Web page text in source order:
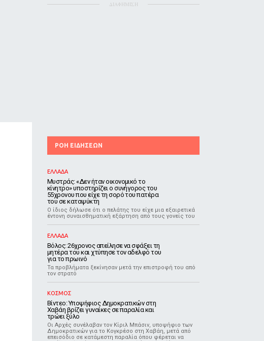
ΔΙΑΦΗΜΙΣΗ
ΡΟΗ ΕΙΔΗΣΕΩΝ
ΕΛΛΑΔΑ
Μυστράς: «Δεν ήταν οικονομικό το
κίνητρο» υποστηρίζει ο συνήγορος του
55χρονου που είχε τη σορό του πατέρα
του σε καταψύκτη
Ο ίδιος δήλωσε ότι ο πελάτης του είχε μια εξαιρετικά
έντονη συναισθηματική εξάρτηση από τους γονείς του
ΕΛΛΑΔΑ
Βόλος: 26χρονος απείλησε να σφάξει τη
μητέρα του και χτύπησε τον αδελφό του
για το πρωινό
Τα προβλήματα ξεκίνησαν μετά την επιστροφή του από
τον στρατό
ΚΟΣΜΟΣ
Βίντεο: Υποψήφιος Δημοκρατικών στη
Χαβάη βρίζει γυναίκες σε παραλία και
τρώει ξύλο
Οι Αρχές συνέλαβαν τον Κίριλ Μπάσιν, υποψήφιο των
Δημοκρατικών για το Κογκρέσο στη Χαβάη, μετά από
επεισόδιο σε κατάμεστη παραλία όπου φέρεται να